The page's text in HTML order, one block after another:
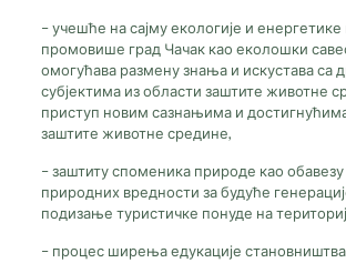
– учешће на сајму екологије и енергетике
промовише град Чачак као еколошки
омогућава размену знања и искустава са
субјектима из области заштите животне
приступ новим сазнањима и
заштите животне средине,
– заштиту споменика природе као
природних вредности за будуће
подизање туристичке понуде на
– процес ширења едукације